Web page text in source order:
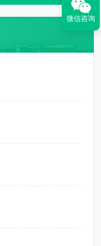
微信咨询